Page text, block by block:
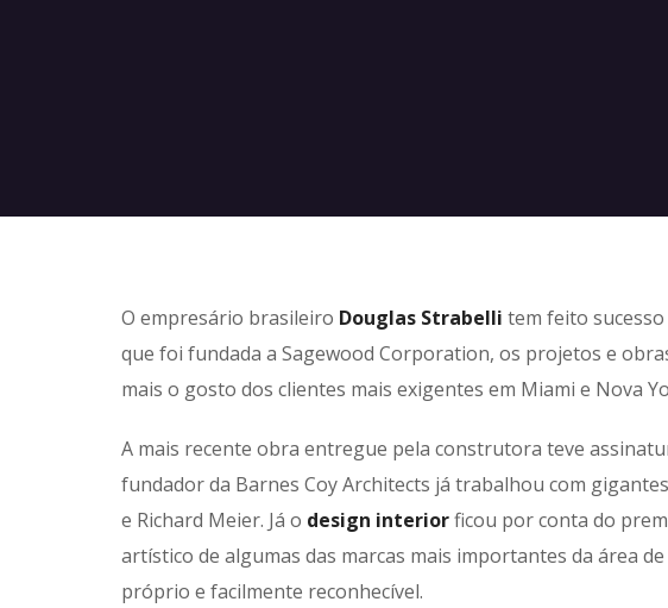
O empresário brasileiro Douglas Strabelli tem feito
que foi fundada a Sagewood Corporation, os projetos e
mais o gosto dos clientes mais exigentes em Miami e Nova
A mais recente obra entregue pela construtora teve
fundador da Barnes Coy Architects já trabalhou com
e Richard Meier. Já o design interiorficou por conta do
artístico de algumas das marcas mais importantes da área
próprio e facilmente reconhecível.